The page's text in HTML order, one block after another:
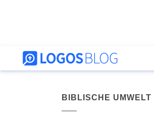
BIBLISCHE UMWELT